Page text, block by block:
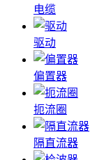
电缆
驱动
偏置器
扼流圈
隔直流器